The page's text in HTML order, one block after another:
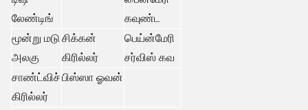
லேண்டிங்
கவுண்ட
மூன்று மடு
அலகு
சிக்கன்
கிரில்லர்
பெய்ன்மேரி
சர்விஸ் கவ
சாண்ட்விச்
கிரில்லர்
பிஸ்ஸா ஓவன்